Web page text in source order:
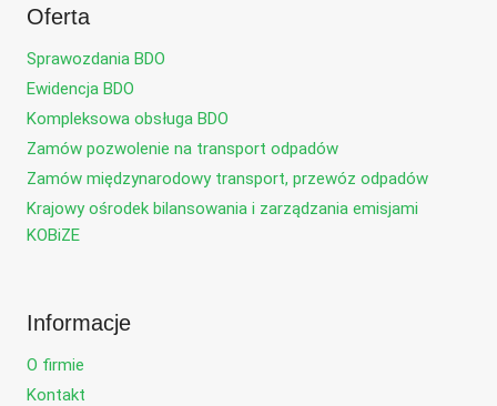
Oferta
Sprawozdania BDO
Ewidencja BDO
Kompleksowa obsługa BDO
Zamów pozwolenie na transport odpadów
Zamów międzynarodowy transport, przewóz odpadów
Krajowy ośrodek bilansowania i zarządzania emisjami
KOBiZE
Informacje
O firmie
Kontakt